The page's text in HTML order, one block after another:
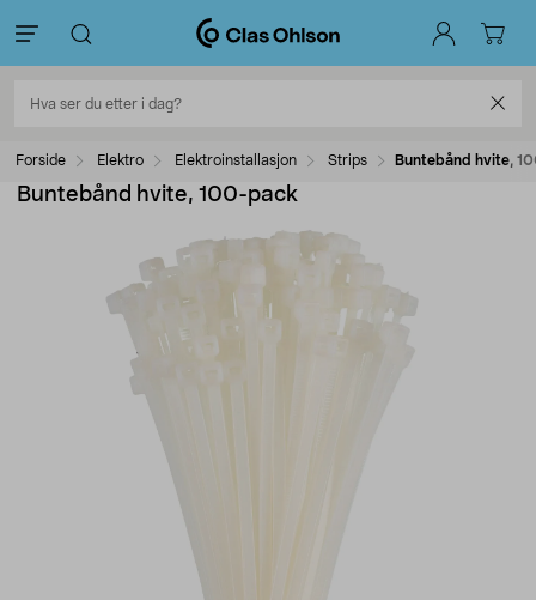
Forside Elektro Elektroinstallasjon Strips Buntebånd hvite,
Buntebånd hvite, 100-pack